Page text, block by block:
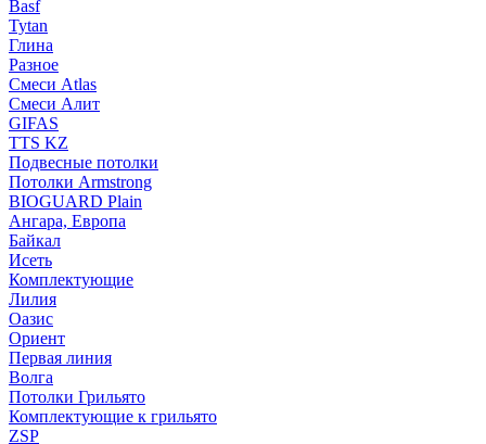
Basf
Tytan
Глина
Разное
Смеси Atlas
Смеси Алит
GIFAS
TTS KZ
Подвесные потолки
Потолки Armstrong
BIOGUARD Plain
Ангара, Европа
Байкал
Исеть
Комплектующие
Лилия
Оазис
Ориент
Первая линия
Волга
Потолки Грильято
Комплектующие к грильято
ZSP